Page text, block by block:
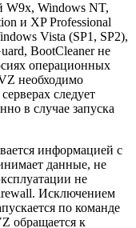
W9x, Windows NT,
и XP Professional
Vista (SP1, SP2),
BootCleaner не
операционных
необходимо
следует
в случае запуска
информацией с
данные, не
не
Исключением
по команде
обращается к